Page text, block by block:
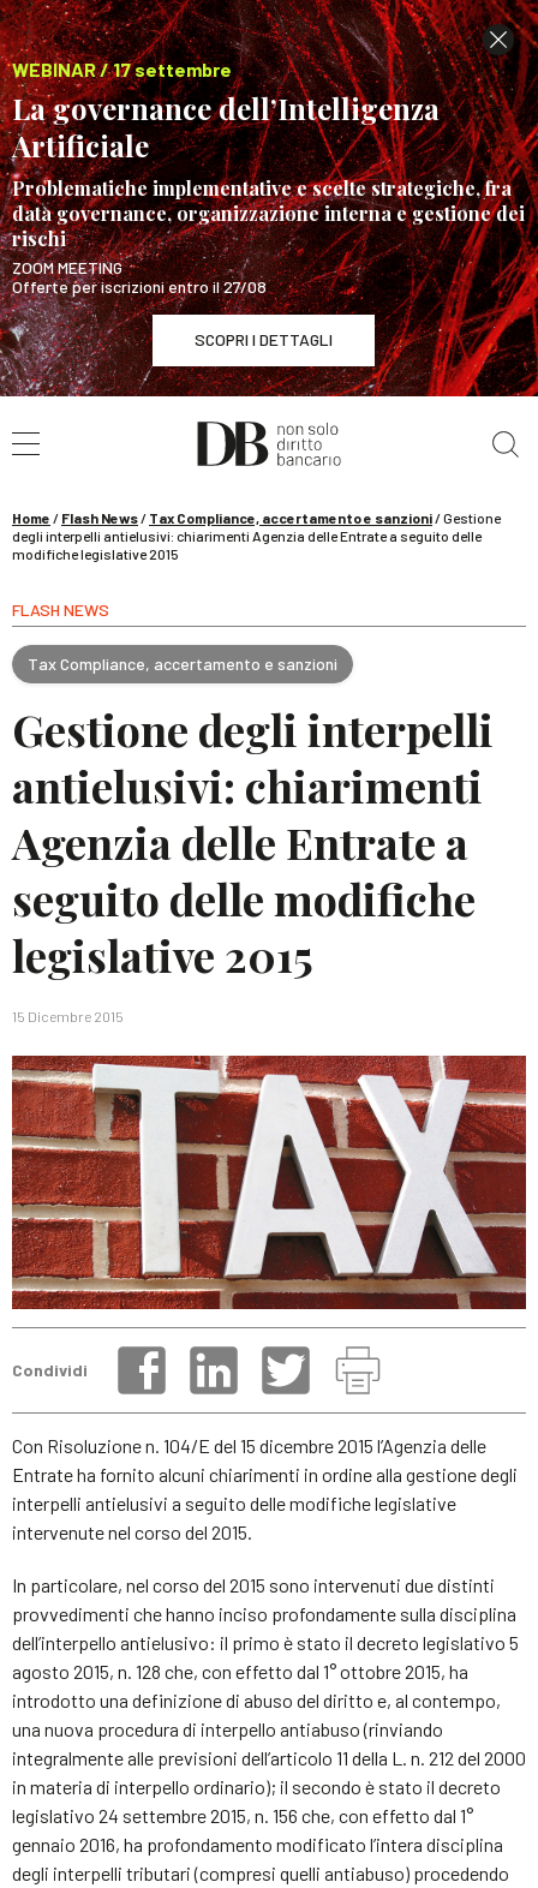
WEBINAR / 17 settembre
La governance dell’Intelligenza
Artificiale
Problematiche implementative e scelte strategiche, fra
data governance, organizzazione interna e gestione dei
rischi
ZOOM MEETING
Offerte per iscrizioni entro il 27/08
SCOPRI I DETTAGLI
WEBINAR / 17 settembre
La governance dell’Intelligenza Artificiale
Home / Flash News/ Tax Compliance, accertamento e sanzioni/Gestione
degli interpelli antielusivi: chiarimenti Agenzia delle Entrate a seguito delle
modifiche legislative 2015
FLASH NEWS
Tax Compliance, accertamento e sanzioni
Gestione degli interpelli
antielusivi: chiarimenti
Agenzia delle Entrate a
seguito delle modifiche
legislative 2015
15 Dicembre 2015
Condividi
Con Risoluzione n. 104/E del 15 dicembre 2015 l’Agenzia delle
Entrate ha fornito alcuni chiarimenti in ordine alla gestione degli
interpelli antielusivi a seguito delle modifiche legislative
intervenute nel corso del 2015.
In particolare, nel corso del 2015 sono intervenuti due distinti
provvedimenti che hanno inciso profondamente sulla disciplina
dell’interpello antielusivo: il primo è stato il decreto legislativo 5
agosto 2015, n. 128 che, con effetto dal 1° ottobre 2015, ha
introdotto una definizione di abuso del diritto e, al contempo,
una nuova procedura di interpello antiabuso (rinviando
integralmente alle previsioni dell’articolo 11 della L. n. 212 del 2000
in materia di interpello ordinario); il secondo è stato il decreto
legislativo 24 settembre 2015, n. 156 che, con effetto dal 1°
gennaio 2016, ha profondamento modificato l’intera disciplina
degli interpelli tributari (compresi quelli antiabuso) procedendo